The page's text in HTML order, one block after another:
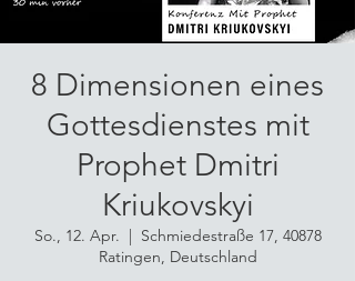
8 Dimensionen eines
Gottesdienstes mit
Prophet Dmitri
Kriukovskyi
So., 12. Apr.
  |
Schmiedestraße 17, 40878
Ratingen, Deutschland